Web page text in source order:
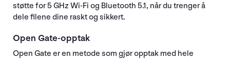
støtte for 5 GHz Wi-Fi og Bluetooth 5.1, når du trenger å
dele filene dine raskt og sikkert.
Open Gate-opptak
Open Gate er en metode som gjør opptak med hele